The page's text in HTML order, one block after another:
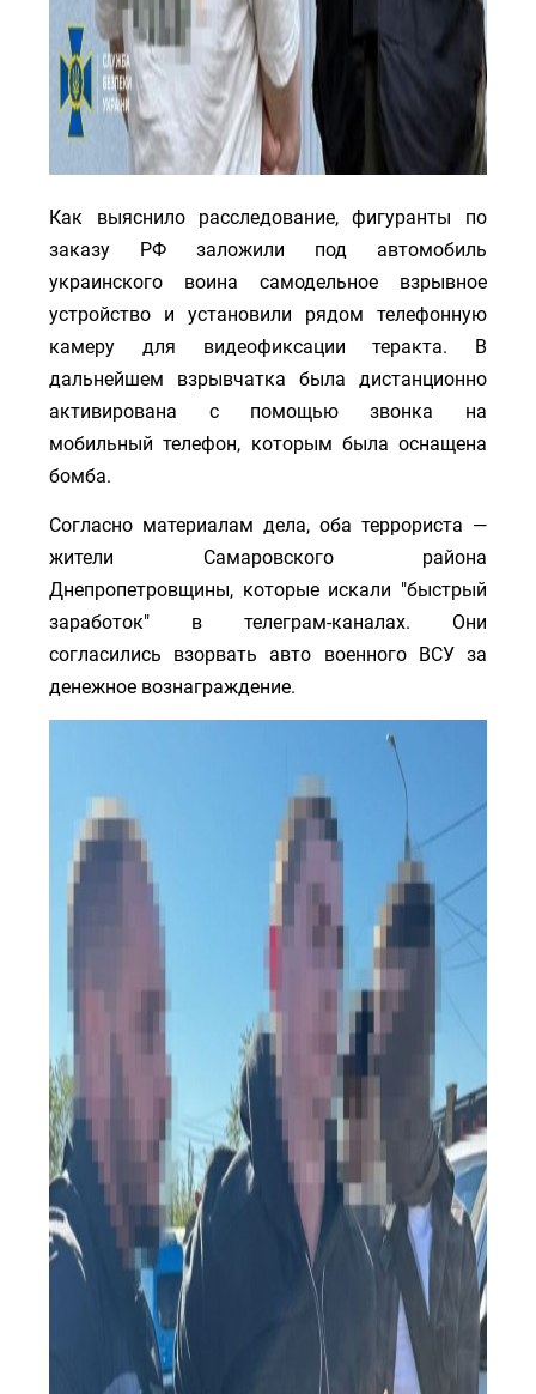
Как выяснило расследование, фигуранты по
заказу РФ заложили под автомобиль
украинского воина самодельное взрывное
устройство и установили рядом телефонную
камеру для видеофиксации теракта. В
дальнейшем взрывчатка была дистанционно
активирована с помощью звонка на
мобильный телефон, которым была оснащена
бомба.
Согласно материалам дела, оба террориста —
жители Самаровского района
Днепропетровщины, которые искали "быстрый
заработок" в телеграм-каналах. Они
согласились взорвать авто военного ВСУ за
денежное вознаграждение.